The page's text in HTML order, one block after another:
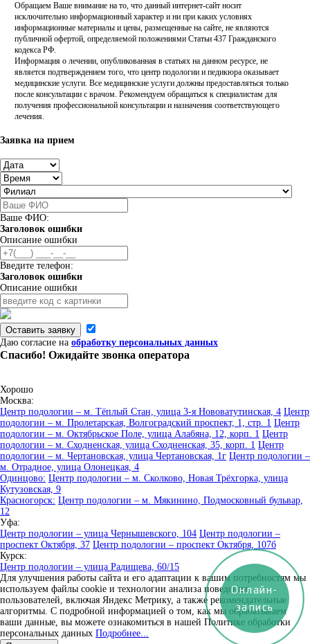
Обращаем Ваше внимание на то, что данный интернет-сайт носит
исключительно информационный характер и ни при каких условиях
информационные материалы и цены, размещенные на сайте, не являются
публичной офертой, определяемой положениями Статьи 437 Гражданского
кодекса РФ.
Информация о лечении, опубликованная в статьях на данном ресурсе, не
является подтверждением того, что центр подологии и педикюра оказывает
медицинские услуги. Все медицинские услуги должны предоставляться только
после консультации с врачом. Рекомендуем обращаться к специалистам для
получения профессиональной консультации и назначения соответствующего
лечения.
Заявка на прием
Ваше ФИО:
Заголовок ошибки
Описание ошибки
Введите телефон:
Заголовок ошибки
Описание ошибки
Оставить заявку
Даю согласие на обработку персональных данных
Спасибо! Ожидайте звонка оператора
Хорошо
Москва:
Центр подологии – м. Тёплый Стан, улица 3-я Нововатутинская, 4 Центр
подологии – м. Пролетарская, Волгоградский проспект, 1, стр. 1 Центр
подологии – м. Октябрьское Поле, улица Алабяна, 12, корп. 1 Центр
подологии – м. Сходненская, улица Сходненская, 35, корп. 1 Центр
подологии – м. Чертановская, улица Чертановская, 1г Центр подологии –
м. Отрадное, улица Олонецкая, 4
Одинцово: Центр подологии – м. Сколково, Новая Трёхгорка, улица
Кутузовская, 9
Красногорск: Центр подологии – м. Мякинино, Подмосковный бульвар,
12
Уфа:
Центр подологии – улица Чернышевского, 104 Центр подологии –
проспект Октября, 37 Центр подологии – проспект Октября, 107б
Курск:
Центр подологии – улица Радищева, 60/15
Для улучшения работы сайта и его адаптации к вашим потребностям мы
используем файлы cookie и технологии анализа поведения
пользователей, включая Яндекс Метрику, а также рекомендательные
алгоритмы. С подробной информацией о том, как мы обрабатываем
ваши данные, вы можете ознакомиться в нашей Политике обработки
персональных данных Подробнее...
Онлайн-
запись